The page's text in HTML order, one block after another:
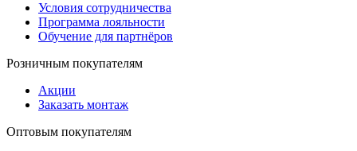
Условия сотрудничества
Программа лояльности
Обучение для партнёров
Розничным покупателям
Акции
Заказать монтаж
Оптовым покупателям